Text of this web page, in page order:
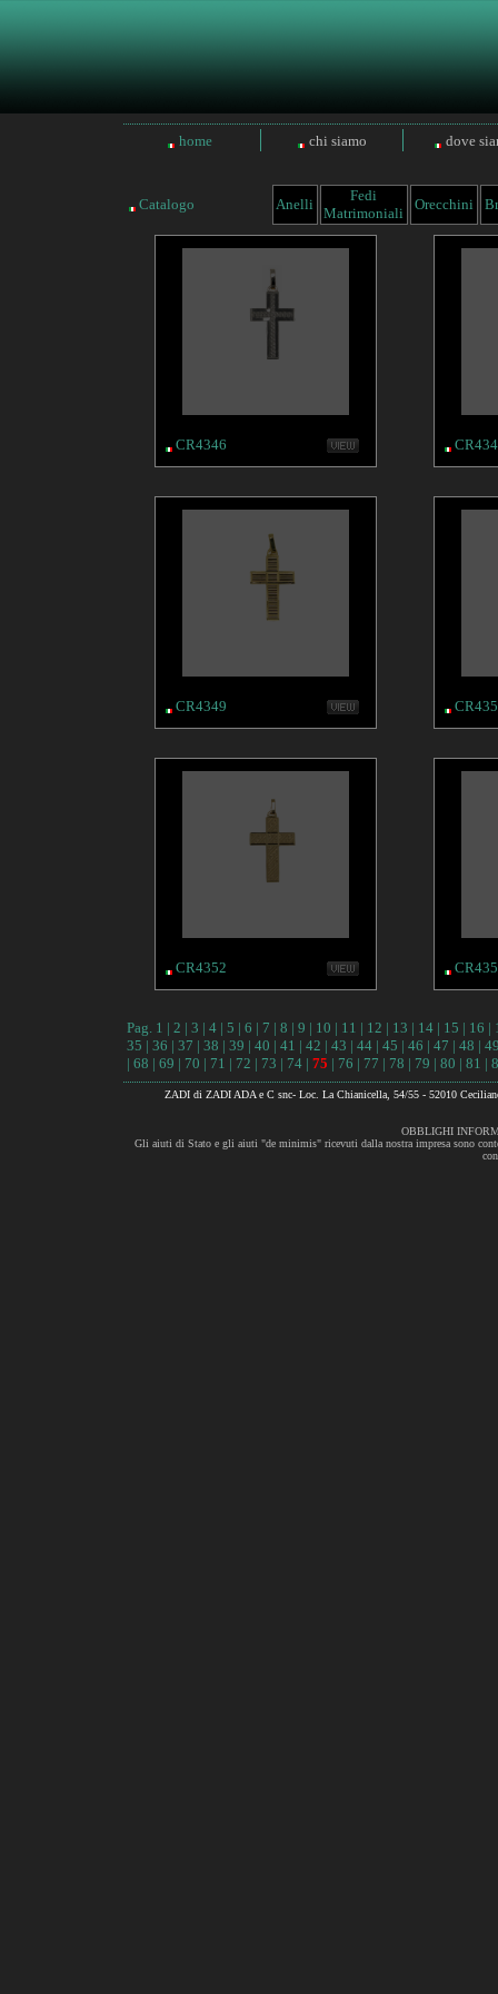
home chi siamo dove
Catalogo Anelli
Fedi
Matrimoniali
Orecchini
CR4346
CR4349
CR4352
Pag. 1 | 2 | 3 | 4| 5 | 6 | 7 | 8 | 9 | 10 | 11 | 12 | 13 | 14| 15 | 16 |
35 | 36 | 37 | 38 | 39 | 40 | 41 | 42 | 43 | 44| 45 | 46 | 47 | 48 |
| 68 | 69 | 70 | 71 | 72 | 73 | 74| 75 | 76 | 77 | 78 | 79 | 80 | 81 |
ZADI di ZADI ADA e C snc- Loc. La Chianicella, 54/55 - 52010
OBBLIGHI
Gli aiuti di Stato e gli aiuti "de minimis" ricevuti dalla nostra impresa sono